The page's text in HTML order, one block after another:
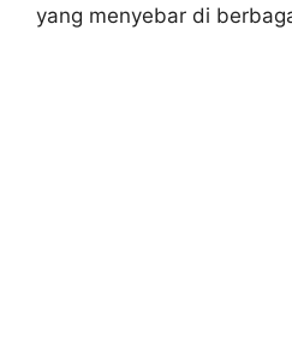
yang menyebar di